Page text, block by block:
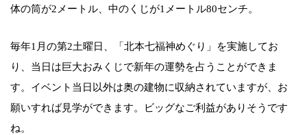
体の筒が2メートル、中のくじが1メートル80センチ。
毎年1月の第2土曜日、「北本七福神めぐり」を実施してお
り、当日は巨大おみくじで新年の運勢を占うことができま
す。イベント当日以外は奥の建物に収納されていますが、お
願いすれば見学ができます。ビッグなご利益がありそうです
ね。